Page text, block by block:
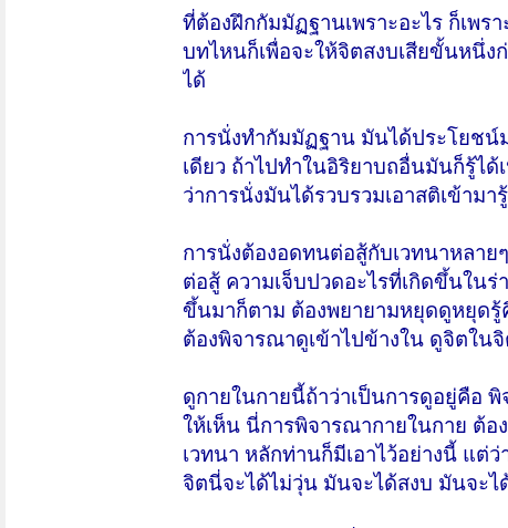
ที่ต้องฝึกกัมมัฏฐานเพราะอะไร ก็เพร
บทไหนก็เพื่อจะให้จิตสงบเสียขั้นหนึ่
ได้
การนั่งทำกัมมัฏฐาน มันได้ประโยชน์
เดียว ถ้าไปทำในอิริยาบถอื่นมันก็รู้ไ
ว่าการนั่งมันได้รวบรวมเอาสติเข้าม
การนั่งต้องอดทนต่อสู้กับเวทนาหลาย
ต่อสู้ ความเจ็บปวดอะไรที่เกิดขึ้นใน
ขึ้นมาก็ตาม ต้องพยายามหยุดดูหยุดรู้
ต้องพิจารณาดูเข้าไปข้างใน ดูจิตใน
ดูกายในกายนี้ถ้าว่าเป็นการดูอยู่คือ
ให้เห็น นี่การพิจารณากายในกาย ต้อ
เวทนา หลักท่านก็มีเอาไว้อย่างนี้ แต่
จิตนี่จะได้ไม่วุ่น มันจะได้สงบ มันจะไ